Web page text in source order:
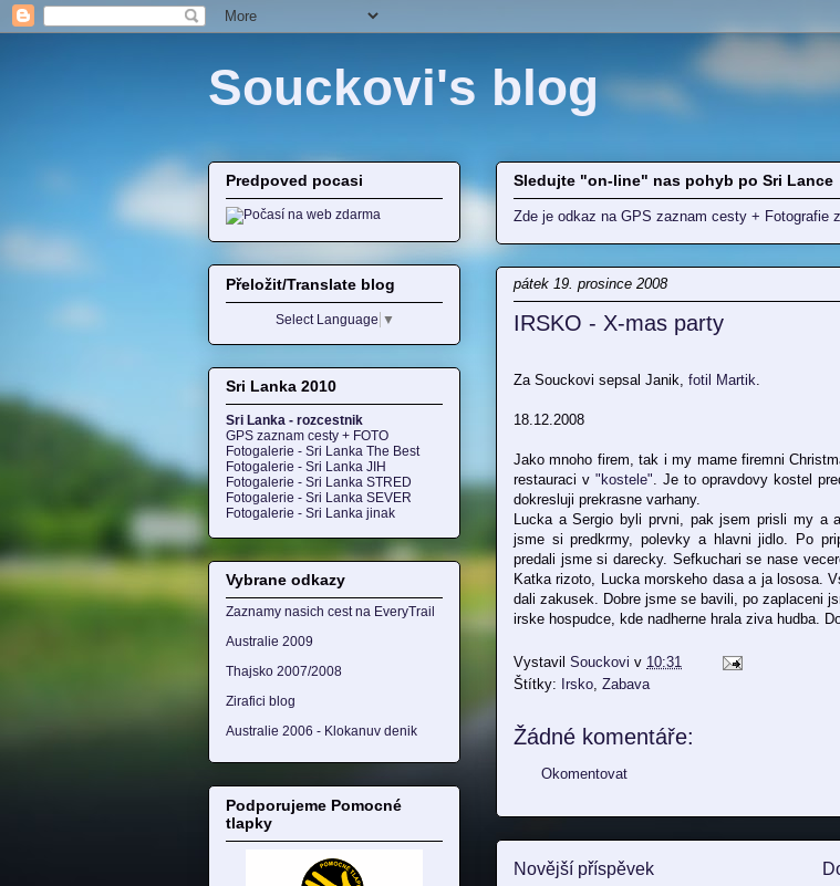
Souckovi's blog
Sledujte "on-line" nas pohyb po Sri Lance
Zde je odkaz na GPS zaznam cesty + Fotografie
pátek 19. prosince 2008
IRSKO - X-mas party
Za Souckovi sepsal Janik, fotil Martik.
18.12.2008
Jako mnoho firem, tak i my mame firemni
restauraci v "kostele". Je to opravdovy kostel
dokresluji prekrasne varhany.
Lucka a Sergio byli prvni, pak jsem prisli my a
jsme si predkrmy, polevky a hlavni jidlo. Po
predali jsme si darecky. Sefkuchari se nase
Katka rizoto, Lucka morskeho dasa a ja lososa.
dali zakusek. Dobre jsme se bavili, po zaplaceni
irske hospudce, kde nadherne hrala ziva hudba.
Vystavil Souckovi v 10:31
Štítky: Irsko Zabava
Žádné komentáře:
Okomentovat
Novější příspěvek
Predpoved pocasi
Přeložit/Translate blog
Select Language ▼
Sri Lanka 2010
Sri Lanka - rozcestnik
GPS zaznam cesty + FOTO
Fotogalerie - Sri Lanka The Best
Fotogalerie - Sri Lanka JIH
Fotogalerie - Sri Lanka STRED
Fotogalerie - Sri Lanka SEVER
Fotogalerie - Sri Lanka jinak
Vybrane odkazy
Zaznamy nasich cest na EveryTrail
Australie 2009
Thajsko 2007/2008
Zirafici blog
Australie 2006 - Klokanuv denik
Podporujeme Pomocné
tlapky